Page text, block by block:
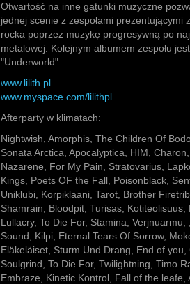
Otwartość na inne gatunki muzyczne
jednej scenie z zespołami prezentującymi
rocka poprzez muzykę progresywną po
metalowej. Kolejnym albumem zespołu
"Underworld".
www.lilith.pl
www.myspace.com/lilithpl
Afterparty w klimatach:
Nightwish, Amorphis, The Children Of
Sonata Arctica, Apocalyptica, HIM,
Nazarene, For My Pain, Stratovarius,
Kings, Poets OF the Fall, Poisonblack,
Uniklubi, Korpiklaani, Tarot, Brother
Shamrain, Bloodpit, Turisas, Kotiteolisuus,
Lullacry, To Die For, Stamina,
Sound, Kilpi, Eternal Tears Of Sorrow,
Eläkeläiset, Sturm Und Drang, End of you,
Soulgrind, To Die For, Twilightning, Timo
Embraze, Kinetic Kontrol, Fall of the leafe,